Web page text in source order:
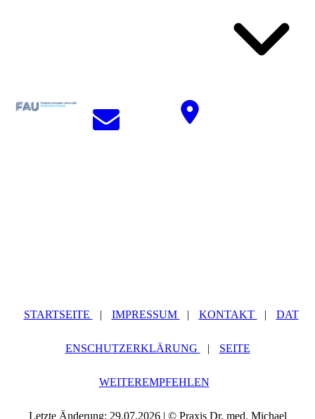
STARTSEITE | IMPRESSUM | KONTAKT | DAT
ENSCHUTZERKLÄRUNG | SEITE
WEITEREMPFEHLEN
Letzte Änderung: 29.07.2026 | © Praxis Dr. med. Michael